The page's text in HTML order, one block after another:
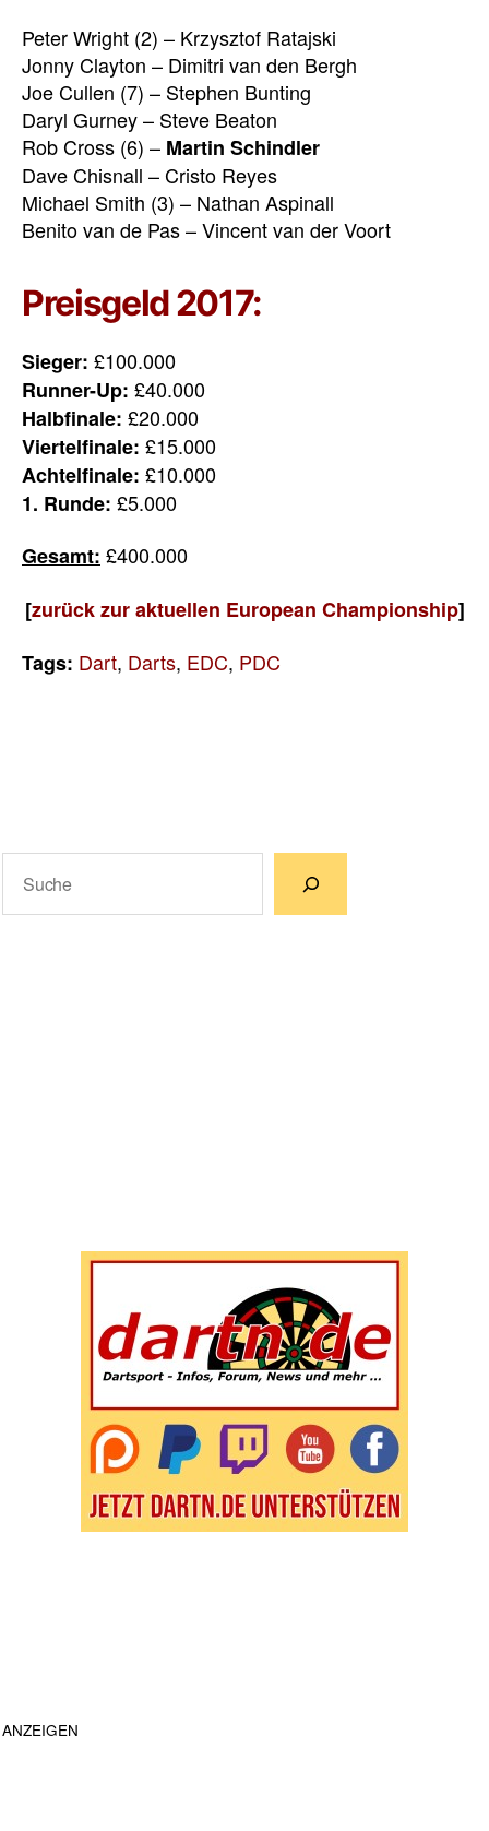
Peter Wright (2) – Krzysztof Ratajski
Jonny Clayton – Dimitri van den Bergh
Joe Cullen (7) – Stephen Bunting
Daryl Gurney – Steve Beaton
Rob Cross (6) – Martin Schindler
Dave Chisnall – Cristo Reyes
Michael Smith (3) – Nathan Aspinall
Benito van de Pas – Vincent van der Voort
Preisgeld 2017:
Sieger: £100.000
Runner-Up: £40.000
Halbfinale: £20.000
Viertelfinale: £15.000
Achtelfinale: £10.000
1. Runde: £5.000
Gesamt: £400.000
[zurück zur aktuellen European Championship]
Tags: Dart, Darts, EDC, PDC
ANZEIGEN